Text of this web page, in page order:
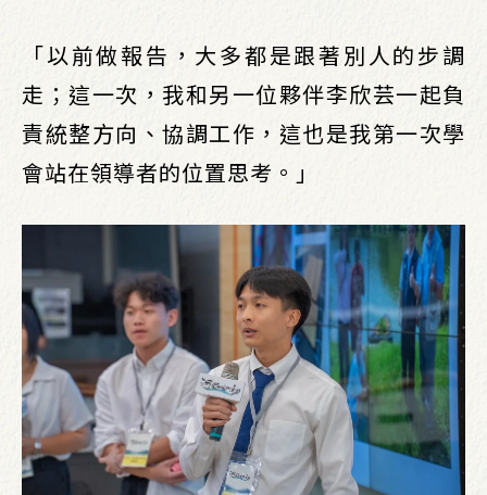
「以前做報告，大多都是跟著別人的步調
走；這一次，我和另一位夥伴李欣芸一起負
責統整方向、協調工作，這也是我第一次學
會站在領導者的位置思考。」